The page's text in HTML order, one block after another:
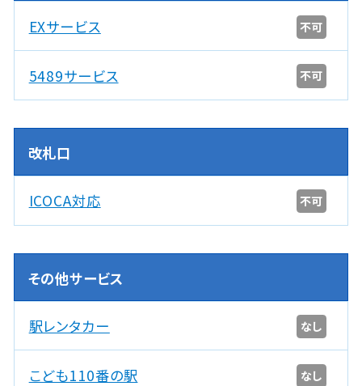
EXサービス 不可
5489サービス 不可
改札口
ICOCA対応 不可
その他サービス
駅レンタカー なし
こども110番の駅 なし